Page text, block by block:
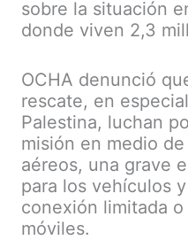
sobre la situación
donde viven 2,3
OCHA denunció
rescate, en
Palestina, luchan
misión en medio
aéreos, una grave
para los vehículos
conexión limitada
móviles.